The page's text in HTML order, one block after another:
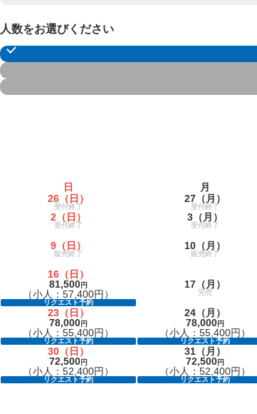
人数をお選びください
日
月
26 （日）
受付終了
27 （月）
受付終了
2 （日）
受付終了
3 （月）
受付終了
9 （日）
販売終了
10 （月）
販売終了
16 （日）
81,500円
（小人：57,400円）
リクエスト予約
17 （月）
完売
23 （日）
78,000円
（小人：55,400円）
リクエスト予約
24 （月）
78,000円
（小人：55,400円）
リクエスト予約
30 （日）
72,500円
（小人：52,400円）
リクエスト予約
31 （月）
72,500円
（小人：52,400円）
リクエスト予約